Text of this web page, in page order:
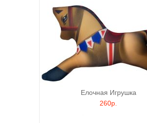
Елочная Игрушка
260р.